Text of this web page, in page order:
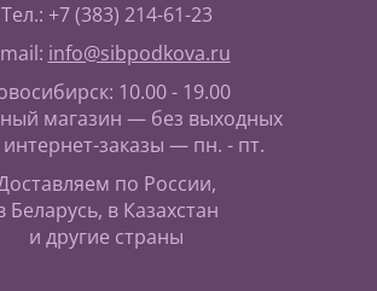
Тел.: +7 (383) 214-61-23
info@sibpodkova.ru
10.00 - 19.00
магазин — без выходных
заказы — пн. - пт.
по России,
Беларусь, в Казахстан
и другие страны